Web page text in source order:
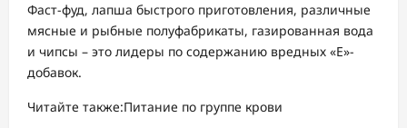
Фаст-фуд, лапша быстрого приготовления, различные
мясные и рыбные полуфабрикаты, газированная вода
и чипсы – это лидеры по содержанию вредных «Е»-
добавок.
Читайте также:Питание по группе крови